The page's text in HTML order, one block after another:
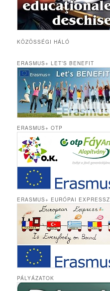
KÖZÖSSÉGI HÁLÓ
ERASMUS+ LET’S BENEFIT
ERASMUS+ OTP
ERASMUS+ EURÓPAI EXPRESSZ
PÁLYÁZATOK